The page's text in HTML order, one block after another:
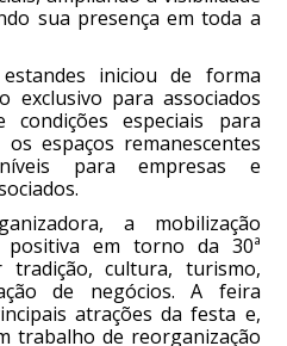
sua presença em toda a
iniciou de forma
exclusivo para associados
especiais para
espaços remanescentes
para empresas e
a mobilização
positiva em torno da 30ª
tradição, cultura, turismo,
de negócios. A feira
atrações da festa e,
trabalho de reorganização